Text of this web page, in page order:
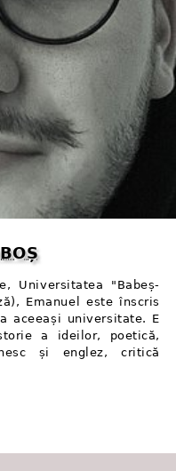
Universitatea "Babeș-
Emanuel este înscris
aceeași universitate. E
a ideilor, poetică,
și englez, critică